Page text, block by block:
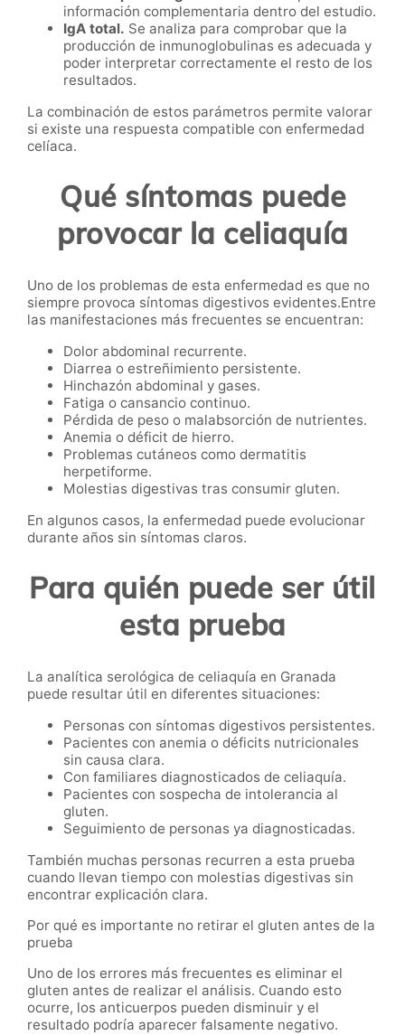
información complementaria dentro del estudio.
IgA total. Se analiza para comprobar que la
producción de inmunoglobulinas es adecuada y
poder interpretar correctamente el resto de los
resultados.
La combinación de estos parámetros permite valorar
si existe una respuesta compatible con enfermedad
celíaca.
Qué síntomas puede
provocar la celiaquía
Uno de los problemas de esta enfermedad es que no
siempre provoca síntomas digestivos evidentes.Entre
las manifestaciones más frecuentes se encuentran:
Dolor abdominal recurrente.
Diarrea o estreñimiento persistente.
Hinchazón abdominal y gases.
Fatiga o cansancio continuo.
Pérdida de peso o malabsorción de nutrientes.
Anemia o déficit de hierro.
Problemas cutáneos como dermatitis
herpetiforme.
Molestias digestivas tras consumir gluten.
En algunos casos, la enfermedad puede evolucionar
durante años sin síntomas claros.
Para quién puede ser útil
esta prueba
La analítica serológica de celiaquía en Granada
puede resultar útil en diferentes situaciones:
Personas con síntomas digestivos persistentes.
Pacientes con anemia o déficits nutricionales
sin causa clara.
Con familiares diagnosticados de celiaquía.
Pacientes con sospecha de intolerancia al
gluten.
Seguimiento de personas ya diagnosticadas.
También muchas personas recurren a esta prueba
cuando llevan tiempo con molestias digestivas sin
encontrar explicación clara.
Por qué es importante no retirar el gluten antes de la
prueba
Uno de los errores más frecuentes es eliminar el
gluten antes de realizar el análisis. Cuando esto
ocurre, los anticuerpos pueden disminuir y el
resultado podría aparecer falsamente negativo.